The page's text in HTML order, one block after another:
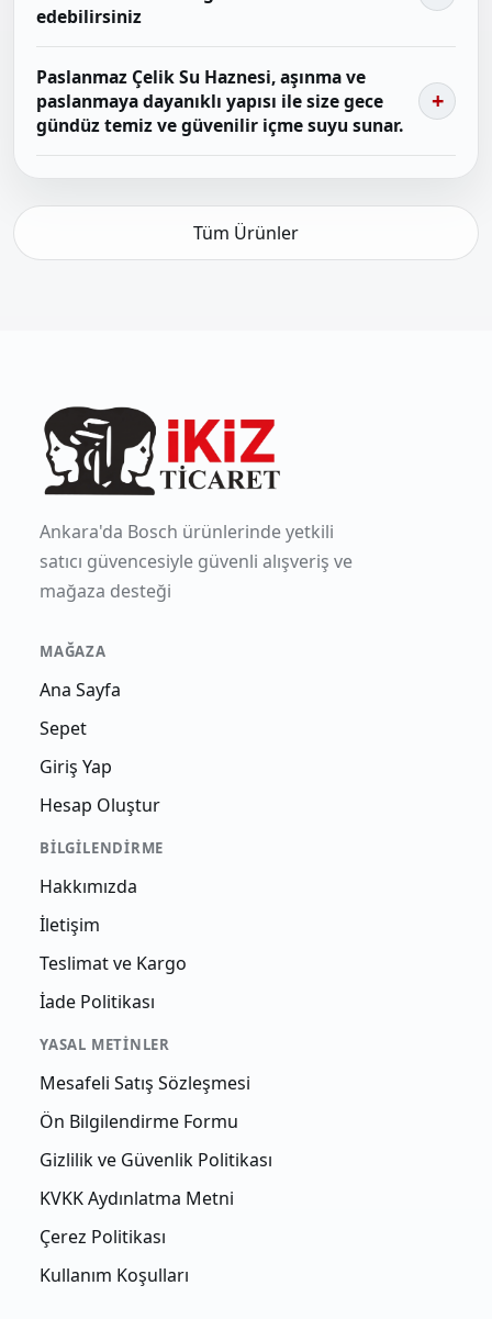
edebilirsiniz
Paslanmaz Çelik Su Haznesi, aşınma ve
paslanmaya dayanıklı yapısı ile size gece
gündüz temiz ve güvenilir içme suyu sunar.
Tüm Ürünler
Ankara'da Bosch ürünlerinde yetkili
satıcı güvencesiyle güvenli alışveriş ve
mağaza desteği
MAĞAZA
Ana Sayfa
Sepet
Giriş Yap
Hesap Oluştur
BILGILENDIRME
Hakkımızda
İletişim
Teslimat ve Kargo
İade Politikası
YASAL METINLER
Mesafeli Satış Sözleşmesi
Ön Bilgilendirme Formu
Gizlilik ve Güvenlik Politikası
KVKK Aydınlatma Metni
Çerez Politikası
Kullanım Koşulları